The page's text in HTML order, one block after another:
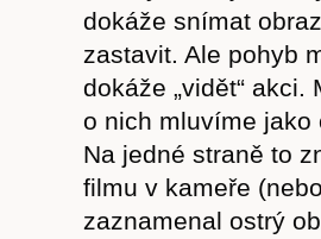
dokáže snímat
zastavit. Ale pohyb
dokáže „vidět“
o nich mluvíme jako
Na jedné straně to
filmu v kameře
zaznamenal ostrý